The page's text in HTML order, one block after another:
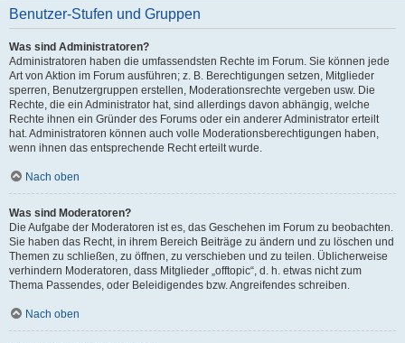
Benutzer-Stufen und Gruppen
Was sind Administratoren?
Administratoren haben die umfassendsten Rechte im Forum. Sie können jede
Art von Aktion im Forum ausführen; z. B. Berechtigungen setzen, Mitglieder
sperren, Benutzergruppen erstellen, Moderationsrechte vergeben usw. Die
Rechte, die ein Administrator hat, sind allerdings davon abhängig, welche
Rechte ihnen ein Gründer des Forums oder ein anderer Administrator erteilt
hat. Administratoren können auch volle Moderationsberechtigungen haben,
wenn ihnen das entsprechende Recht erteilt wurde.
Nach oben
Was sind Moderatoren?
Die Aufgabe der Moderatoren ist es, das Geschehen im Forum zu beobachten.
Sie haben das Recht, in ihrem Bereich Beiträge zu ändern und zu löschen und
Themen zu schließen, zu öffnen, zu verschieben und zu teilen. Üblicherweise
verhindern Moderatoren, dass Mitglieder „offtopic“, d. h. etwas nicht zum
Thema Passendes, oder Beleidigendes bzw. Angreifendes schreiben.
Nach oben